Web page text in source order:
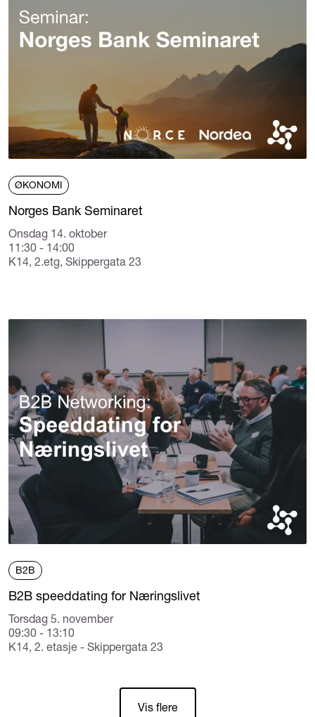
ØKONOMI
Norges Bank Seminaret
Onsdag 14. oktober
11:30 - 14:00
K14, 2.etg, Skippergata 23
B2B
B2B speeddating for Næringslivet
Torsdag 5. november
09:30 - 13:10
K14, 2. etasje - Skippergata 23
Vis flere